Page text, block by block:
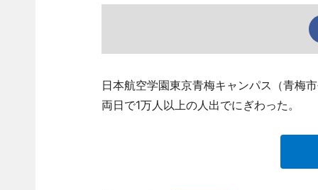
日本航空学園東京青梅キャンパス（青梅
両日で1万人以上の人出でにぎわった。